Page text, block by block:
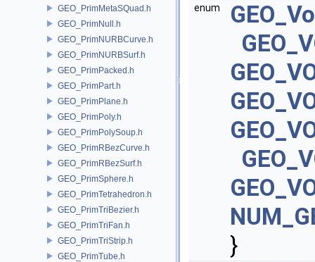
GEO_PrimMetaSQuad.h
GEO_PrimNull.h
GEO_PrimNURBCurve.h
GEO_PrimNURBSurf.h
GEO_PrimPacked.h
GEO_PrimPart.h
GEO_PrimPlane.h
GEO_PrimPoly.h
GEO_PrimPolySoup.h
GEO_PrimRBezCurve.h
GEO_PrimRBezSurf.h
GEO_PrimSphere.h
GEO_PrimTetrahedron.h
GEO_PrimTriBezier.h
GEO_PrimTriFan.h
GEO_PrimTriStrip.h
GEO_PrimTube.h
enum
}